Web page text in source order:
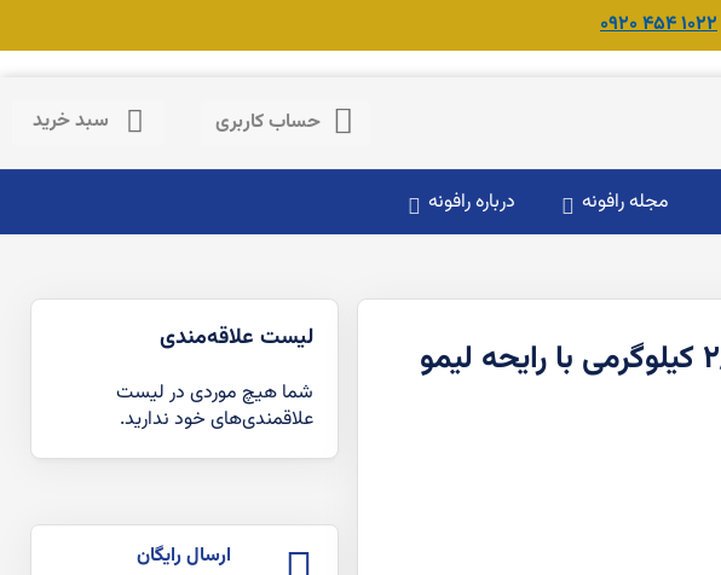
1022 454 0920
حساب کاربری
حساب کاربری سبد خرید
مجله رافونه درباره رافونه
مایع ظرفشویی گلیسیرینه زرد ۲/۷ کیلوگرمی با رایحه لیمو
لیست علاقه‌مندی
شما هیچ موردی در لیست
علاقمندی‌های خود ندارید.
ارسال رایگان